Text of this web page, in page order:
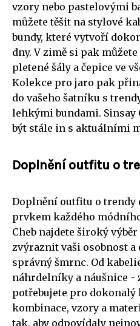
vzory nebo pastelovými
můžete těšit na stylové
bundy, které vytvoří
dny. V zimě si pak
pletené šály a čepice ve
Kolekce pro jaro pak
do vašeho šatníku s
lehkými bundami. Sinsay
být stále in s aktuálními
Doplnění outfitu o
Doplnění outfitu o
prvkem každého
Cheb najdete široký
zvýraznit vaši osobnost a
správný šmrnc. Od
náhrdelníky a náušnice -
potřebujete pro dokonalý
kombinace, vzory a
tak, aby odpovídaly